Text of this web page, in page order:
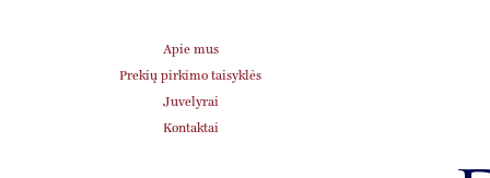
Apie mus
Prekių pirkimo taisyklės
Juvelyrai
Kontaktai